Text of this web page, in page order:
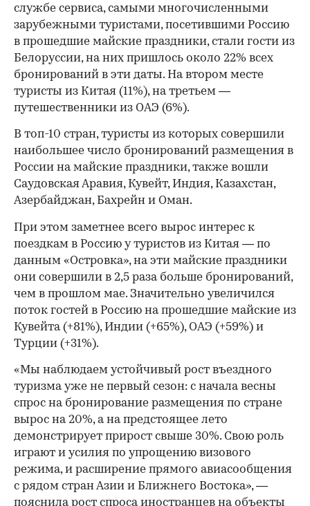
службе сервиса, самыми многочисленными
зарубежными туристами, посетившими Россию
в прошедшие майские праздники, стали гости из
Белоруссии, на них пришлось около 22% всех
бронирований в эти даты. На втором месте
туристы из Китая (11%), на третьем —
путешественники из ОАЭ (6%).
В топ-10 стран, туристы из которых совершили
наибольшее число бронирований размещения в
России на майские праздники, также вошли
Саудовская Аравия, Кувейт, Индия, Казахстан,
Азербайджан, Бахрейн и Оман.
При этом заметнее всего вырос интерес к
поездкам в Россию у туристов из Китая — по
данным «Островка», на эти майские праздники
они совершили в 2,5 раза больше бронирований,
чем в прошлом мае. Значительно увеличился
поток гостей в Россию на прошедшие майские из
Кувейта (+81%), Индии (+65%), ОАЭ (+59%) и
Турции (+31%).
«Мы наблюдаем устойчивый рост въездного
туризма уже не первый сезон: с начала весны
спрос на бронирование размещения по стране
вырос на 20%, а на предстоящее лето
демонстрирует прирост свыше 30%. Свою роль
играют и усилия по упрощению визового
режима, и расширение прямого авиасообщения
с рядом стран Азии и Ближнего Востока», —
пояснила рост спроса иностранцев на объекты